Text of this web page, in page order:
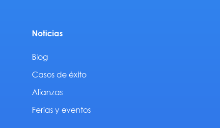
Noticias
Blog
Casos de éxito
Alianzas
Ferias y eventos